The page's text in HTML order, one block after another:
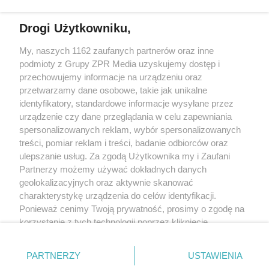
rozpowszechniany lub dalej rozpowszechniany w jakikolwiek sposób
(w tym także elektroniczny lub mechaniczny) na jakimkolwiek polu
eksploatacji w jakiejkolwiek formie, włącznie z umieszczaniem w
Internecie bez pisemnej zgody właściciela praw. Jakiekolwiek użycie
lub wykorzystanie utworów w całości lub w części z naruszeniem
prawa, tzn. bez właściwej zgody, jest zabronione pod groźbą kary i
może być ścigane prawnie.
O nas
Informacje prawne
Nasze serwisy
Drogi Użytkowniku,
My, naszych 1162 zaufanych partnerów oraz inne
podmioty z Grupy ZPR Media uzyskujemy dostęp i
przechowujemy informacje na urządzeniu oraz
przetwarzamy dane osobowe, takie jak unikalne
identyfikatory, standardowe informacje wysyłane przez
urządzenie czy dane przeglądania w celu zapewniania
spersonalizowanych reklam, wybór spersonalizowanych
treści, pomiar reklam i treści, badanie odbiorców oraz
ulepszanie usług. Za zgodą Użytkownika my i Zaufani
Partnerzy możemy używać dokładnych danych
geolokalizacyjnych oraz aktywnie skanować
charakterystykę urządzenia do celów identyfikacji.
Ponieważ cenimy Twoją prywatność, prosimy o zgodę na
korzystanie z tych technologii poprzez kliknięcie
zmienić/wycofać klikając przycisk ustawień prywatności
znajdujący się w lewym dolnym rogu strony
PARTNERZY USTAWIENIA